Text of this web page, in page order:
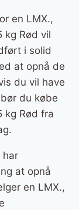
en LMX.,
kg Rød vil
i solid
at opnå de
du vil have
du købe
kg Rød fra
har
at opnå
en LMX.,